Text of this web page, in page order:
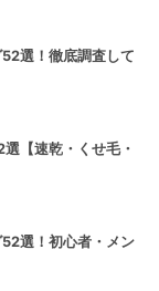
選！徹底調査して
【速乾・くせ毛・
選！初心者・メン